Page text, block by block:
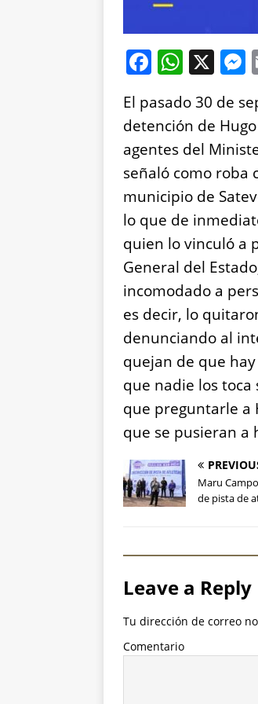
F
c
e
b
o
o
k
W
at
s
A
p
p
X
e
El pasado 30 de
detención de
agentes del
señaló como roba
municipio de
lo que de
quien lo vinculó a
General del
incomodado a
es decir, lo
denunciando al
quejan de que
que nadie los toca
que preguntarle a
que se pusieran a
Maru
de pista de
Leave a Reply
Tu dirección de correo
Comentario